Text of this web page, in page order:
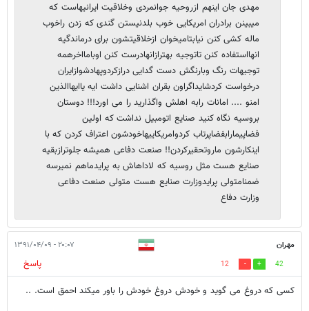
مهدی جان اینهم ازروحیه جوانمردی وخلاقیت ایرانیهاست که
میبینن برادران امریکایی خوب بلدنیستن گندی که زدن راخوب
ماله کشی کنن نیابتامیخوان ازخلاقیتشون برای درماندگیه
انهااستفاده کنن تاتوجیه بهترازانهادرست کنن اوبامااخرهمه
توجیهات رنگ وبارنگش دست گدایی درازکردوپهادشوازایران
درخواست کردشایداگراون بقران اشنایی داشت ایه یاایهاالذین
امنو .... امانات رابه اهلش واگذارید را می اورد!!! دوستان
بروسیه نگاه کنید صنایع اتومبیل نداشت که اولین
فضاپیمارابفضاپرتاب کردوامریکاییهاخودشون اعتراف کردن که با
اینکارشون ماروتحقیرکردن!! صنعت دفاعی همیشه جلوترازبقیه
صنایع هست مثل روسیه که لاداهاش به پرایدماهم نمیرسه
ضمنامتولی پرایدوزارت صنایع هست متولی صنعت دفاعی
وزارت دفاع
مهران ۲۰:۰۷ - ۱۳۹۱/۰۴/۰۹
42
12
پاسخ
کسی که دروغ می گوید و خودش دروغ خودش را باور میکند احمق است. ..